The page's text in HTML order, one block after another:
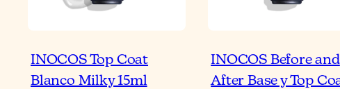
INOCOS Top Coat
Blanco Milky 15ml
INOCOS Before and
After Base y Top